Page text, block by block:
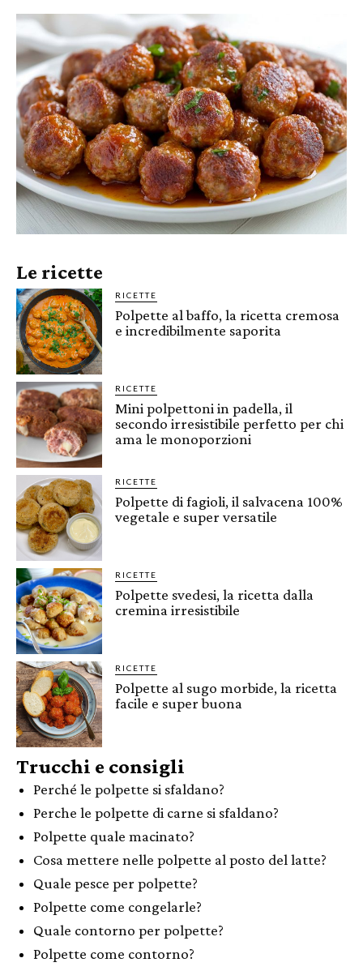
Le ricette
RICETTE
Polpette al baffo, la ricetta cremosa
e incredibilmente saporita
RICETTE
Mini polpettoni in padella, il
secondo irresistibile perfetto per chi
ama le monoporzioni
RICETTE
Polpette di fagioli, il salvacena 100%
vegetale e super versatile
RICETTE
Polpette svedesi, la ricetta dalla
cremina irresistibile
RICETTE
Polpette al sugo morbide, la ricetta
facile e super buona
Trucchi e consigli
Perché le polpette si sfaldano?
Perche le polpette di carne si sfaldano?
Polpette quale macinato?
Cosa mettere nelle polpette al posto del latte?
Quale pesce per polpette?
Polpette come congelarle?
Quale contorno per polpette?
Polpette come contorno?